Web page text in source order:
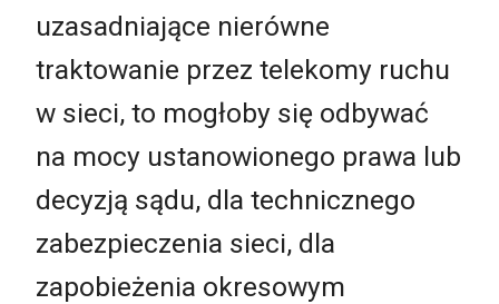
uzasadniające nierówne
traktowanie przez telekomy ruchu
w sieci, to mogłoby się odbywać
na mocy ustanowionego prawa lub
decyzją sądu, dla technicznego
zabezpieczenia sieci, dla
zapobieżenia okresowym